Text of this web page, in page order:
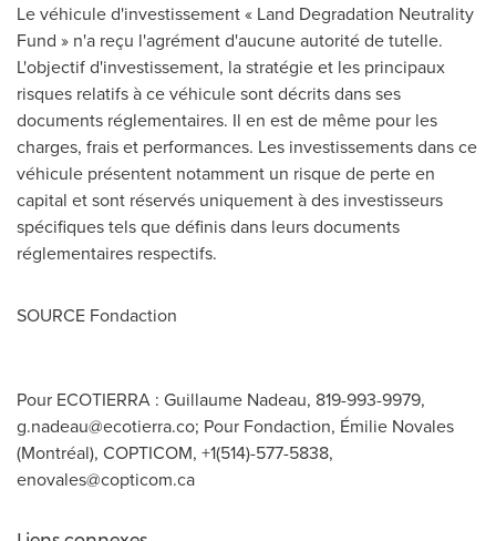
Le véhicule d'investissement « Land Degradation Neutrality
Fund » n'a reçu l'agrément d'aucune autorité de tutelle.
L'objectif d'investissement, la stratégie et les principaux
risques relatifs à ce véhicule sont décrits dans ses
documents réglementaires. Il en est de même pour les
charges, frais et performances. Les investissements dans ce
véhicule présentent notamment un risque de perte en
capital et sont réservés uniquement à des investisseurs
spécifiques tels que définis dans leurs documents
réglementaires respectifs.
SOURCE Fondaction
Pour ECOTIERRA : Guillaume Nadeau, 819-993-9979,
g.nadeau@ecotierra.co; Pour Fondaction, Émilie Novales
(Montréal), COPTICOM, +1(514)-577-5838,
enovales@copticom.ca